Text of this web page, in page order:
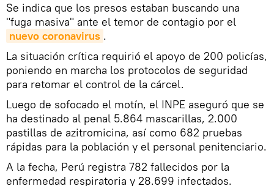
Se indica que los presos estaban buscando una
"fuga masiva" ante el temor de contagio por el
nuevo coronavirus .
La situación crítica requirió el apoyo de 200 policías,
poniendo en marcha los protocolos de seguridad
para retomar el control de la cárcel.
Luego de sofocado el motín, el INPE aseguró que se
ha destinado al penal 5.864 mascarillas, 2.000
pastillas de azitromicina, así como 682 pruebas
rápidas para la población y el personal penitenciario.
A la fecha, Perú registra 782 fallecidos por la
enfermedad respiratoria y 28.699 infectados.